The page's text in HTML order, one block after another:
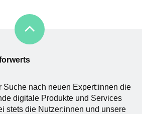
und
diese
ist. Dass
digital gut
Suche nach neuen Expert:innen die
digitale Produkte und Services
stets die Nutzer:innen und unsere